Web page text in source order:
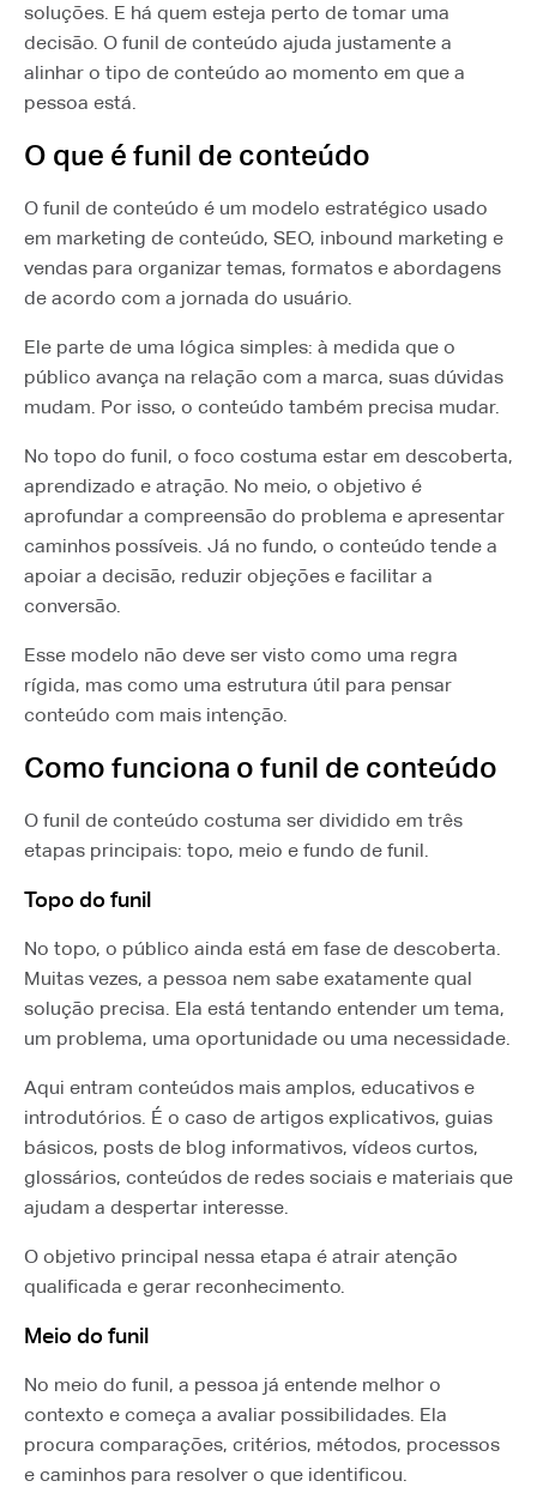
soluções. E há quem esteja perto de tomar uma
decisão. O funil de conteúdo ajuda justamente a
alinhar o tipo de conteúdo ao momento em que a
pessoa está.
O que é funil de conteúdo
O funil de conteúdo é um modelo estratégico usado
em marketing de conteúdo, SEO, inbound marketing e
vendas para organizar temas, formatos e abordagens
de acordo com a jornada do usuário.
Ele parte de uma lógica simples: à medida que o
público avança na relação com a marca, suas dúvidas
mudam. Por isso, o conteúdo também precisa mudar.
No topo do funil, o foco costuma estar em descoberta,
aprendizado e atração. No meio, o objetivo é
aprofundar a compreensão do problema e apresentar
caminhos possíveis. Já no fundo, o conteúdo tende a
apoiar a decisão, reduzir objeções e facilitar a
conversão.
Esse modelo não deve ser visto como uma regra
rígida, mas como uma estrutura útil para pensar
conteúdo com mais intenção.
Como funciona o funil de conteúdo
O funil de conteúdo costuma ser dividido em três
etapas principais: topo, meio e fundo de funil.
Topo do funil
No topo, o público ainda está em fase de descoberta.
Muitas vezes, a pessoa nem sabe exatamente qual
solução precisa. Ela está tentando entender um tema,
um problema, uma oportunidade ou uma necessidade.
Aqui entram conteúdos mais amplos, educativos e
introdutórios. É o caso de artigos explicativos, guias
básicos, posts de blog informativos, vídeos curtos,
glossários, conteúdos de redes sociais e materiais que
ajudam a despertar interesse.
O objetivo principal nessa etapa é atrair atenção
qualificada e gerar reconhecimento.
Meio do funil
No meio do funil, a pessoa já entende melhor o
contexto e começa a avaliar possibilidades. Ela
procura comparações, critérios, métodos, processos
e caminhos para resolver o que identificou.